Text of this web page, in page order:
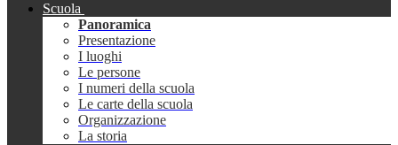
Scuola
Panoramica
Presentazione
I luoghi
Le persone
I numeri della scuola
Le carte della scuola
Organizzazione
La storia